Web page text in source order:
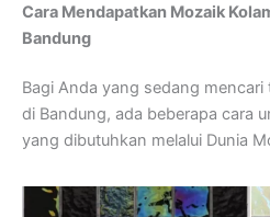
Cara Mendapatkan Mozaik
Bandung
Bagi Anda yang sedang
di Bandung, ada beberapa cara
yang dibutuhkan melalui Dunia